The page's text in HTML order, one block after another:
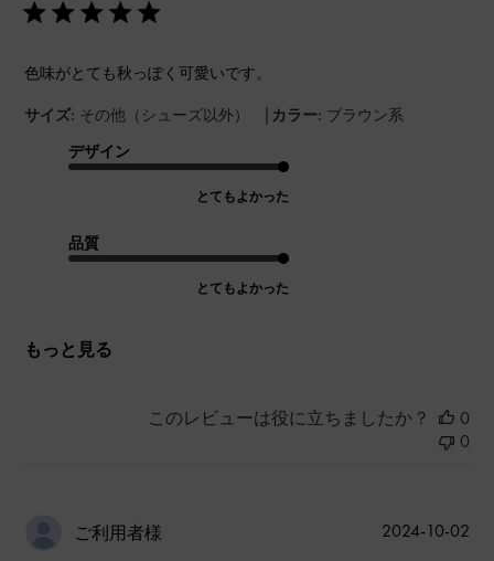
色味がとても秋っぽく可愛いです。
サイズ: その他（シューズ以外） | カラー: ブラウン系
デザイン
とてもよかった
品質
とてもよかった
もっと見る
このレビューは役に立ちましたか？
0
0
ご利用者様
公
2024-10-02